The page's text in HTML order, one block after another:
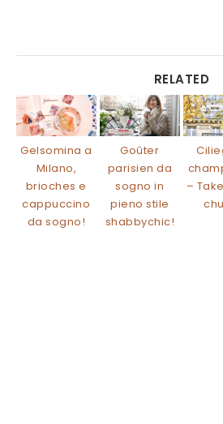
RELATED
Gelsomina a
Milano,
brioches e
cappuccino
da sogno!
Goûter
parisien da
sogno in
pieno stile
shabbychic!
–